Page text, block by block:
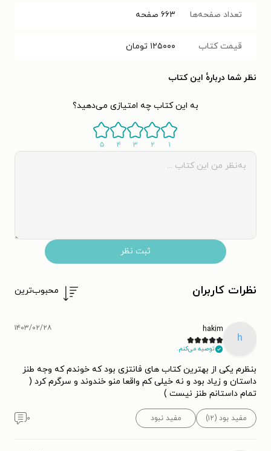
تعداد صفحه‌ها ۶۶۳ صفحه
قیمت کتاب ۱۲۵۰۰۰ تومان
نظر شما دربارهٔ این کتاب
به این کتاب چه امتیازی می‌دهید؟
۱ ۲ ۳ ۴ ۵
ثبت نظر
نظرات کاربران محبوب‌ترین
h
hakim
توصیه می‌کنم.
۱۴۰۳/۰۲/۲۸
بنظرم یکی از بهترین کتاب های فانتزی بود که خوندم که وجه طنز
داستان و زیاد بود و نه خیلی کم واقعا منو خندوند و سرگرم کرد (
تمام داستانم طنز نیست )
مفید بود (۱۲) مفید نبود ۰